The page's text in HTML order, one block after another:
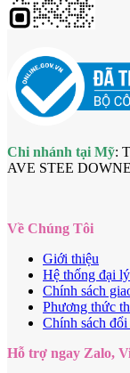
Chi nhánh tại Mỹ:
AVE STEE
Về Chúng Tôi
Giới thiệu
Hệ thống đại lý
Chính sách
Phương thức
Chính sách đổi
Hỗ trợ ngay Zalo,